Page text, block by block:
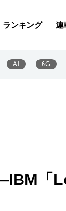
ランキング 連
AI 6G
「